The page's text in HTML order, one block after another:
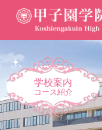
学校案内
コース紹介